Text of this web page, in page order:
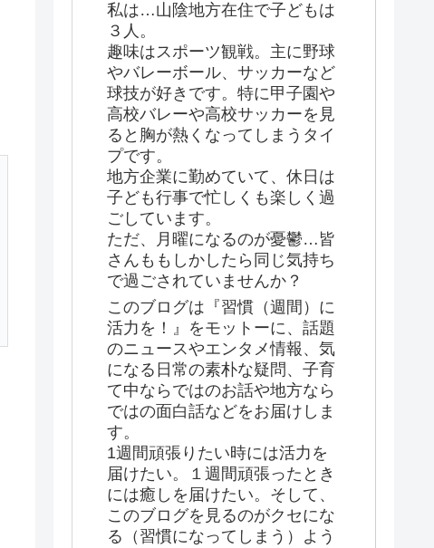
私は…山陰地方在住で子どもは
３人。
趣味はスポーツ観戦。主に野球
やバレーボール、サッカーなど
球技が好きです。特に甲子園や
高校バレーや高校サッカーを見
ると胸が熱くなってしまうタイ
プです。
地方企業に勤めていて、休日は
子ども行事で忙しくも楽しく過
ごしています。
ただ、月曜になるのが憂鬱…皆
さんももしかしたら同じ気持ち
で過ごされていませんか？
このブログは『習慣（週間）に
活力を！』をモットーに、話題
のニュースやエンタメ情報、気
になる日常の素朴な疑問、子育
て中ならではのお話や地方なら
ではの面白話などをお届けしま
す。
1週間頑張りたい時には活力を
届けたい。１週間頑張ったとき
には癒しを届けたい。そして、
このブログを見るのがクセにな
る（習慣になってしまう）よう